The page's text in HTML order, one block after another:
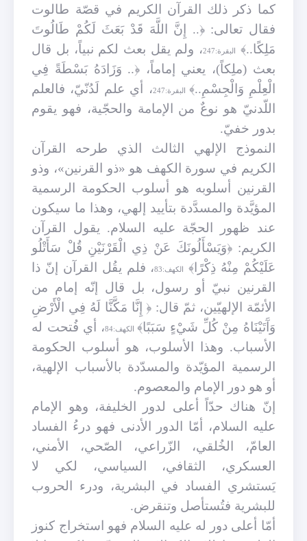
كما ذكر ذلك القرآن الكريم في قصّة طالوت
فقال تعالى: ﴿..
إِنَّ اللَّهَ قَدْ بَعَثَ لَكُمْ طَالُوتَ
مَلِكًا..﴾
البقرة:247
، ولم يقل بعث لكم نبياً، بل قال
بعث (ملِكاً)، يعني إماماً، ﴿.. وَزَادَهُ بَسْطَةً فِي
الْعِلْمِ وَالْجِسْمِ..﴾ البقرة:247
، أي علم لَدُنّيّ، فالعلم
اللّدنيّ هو نوعٌ من الإمامة والحجّية، فهو يقوم
بدور خفيّ.
النموذج الإلهي الثالث الذي طرحه القرآن
الكريم في سورة الكهف هو «ذو القرنين»، وذو
القرنين أسلوبه هو أسلوب الحكومة الرسمية
المؤيَّدة والمسدَّدة بتأييد إلهي، وهذا ما سيكون
عند ظهور الحجّة عليه السلام. يقول القرآن
الكريم: ﴿وَيَسْأَلُونَكَ عَنْ ذِي الْقَرْنَيْنِ قُلْ سَأَتْلُو
عَلَيْكُمْ مِنْهُ ذِكْرًا﴾
الكهف:83
، فلم يقُل القرآن إنّ ذا
القرنين نبيّ أو رسول، بل قال إنّه إمام من
الأئمّة الإلهيّين، ثمّ قال: ﴿ إِنَّا مَكَّنَّا لَهُ فِي الْأَرْضِ
وَآَتَيْنَاهُ مِنْ كُلِّ شَيْءٍ سَبَبًا﴾الكهف:84
، أي فُتحت له
الأسباب. وهذا الأسلوب، هو أسلوب الحكومة
الرسمية المؤيّدة والمسدّدة بالأسباب الإلهية،
أو هو دور الإمام والمعصوم.
إنّ هناك حدّاً أعلى لدور الخليفة، وهو الإمام
عليه السلام، أمّا الدور الأدنى فهو درءُ الفساد
العامّ، الخُلقي، الزّراعي، الصّحي، الأمني،
العسكري، الثقافي، السياسي، لكي لا
يَستشري الفساد في البشرية، ودرء الحروب
للبشرية فتُستأصل وتنقرض.
أمّا أعلى دور له عليه السلام فهو استخراج كنوز